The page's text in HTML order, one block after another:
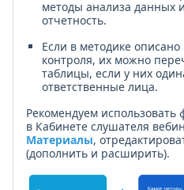
методы анализа данных
отчетность.
Если в методике описано
контроля, их можно
таблицы, если у них
ответственные лица.
Рекомендуем
в Кабинете слушателя
Материалы,
(дополнить и расширить).